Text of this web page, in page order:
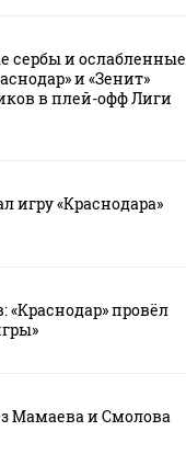
сербы и ослабленные
и «Зенит»
в плей-офф Лиги
игру «Краснодара»
провёл
Мамаева и Смолова